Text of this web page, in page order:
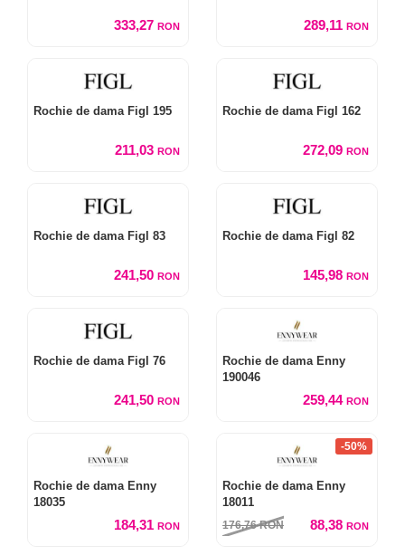
333,27 RON 289,11 RON
Rochie de dama Figl 195
211,03 RON
Rochie de dama Figl 162
272,09 RON
Rochie de dama Figl 83
241,50 RON
Rochie de dama Figl 82
145,98 RON
Rochie de dama Figl 76
241,50 RON
Rochie de dama Enny
190046
259,44 RON
Rochie de dama Enny
18035
184,31 RON
-50%
Rochie de dama Enny
18011
176,76RON 88,38 RON